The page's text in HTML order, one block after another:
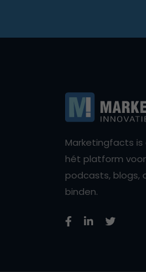
Marketingfacts is
hét platform
podcasts, blogs,
binden.